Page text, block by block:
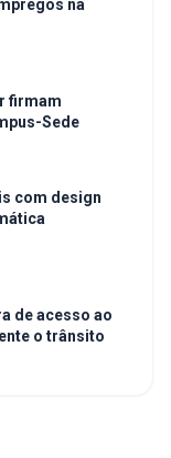
na
firmam
Sede
com design
de acesso ao
o trânsito